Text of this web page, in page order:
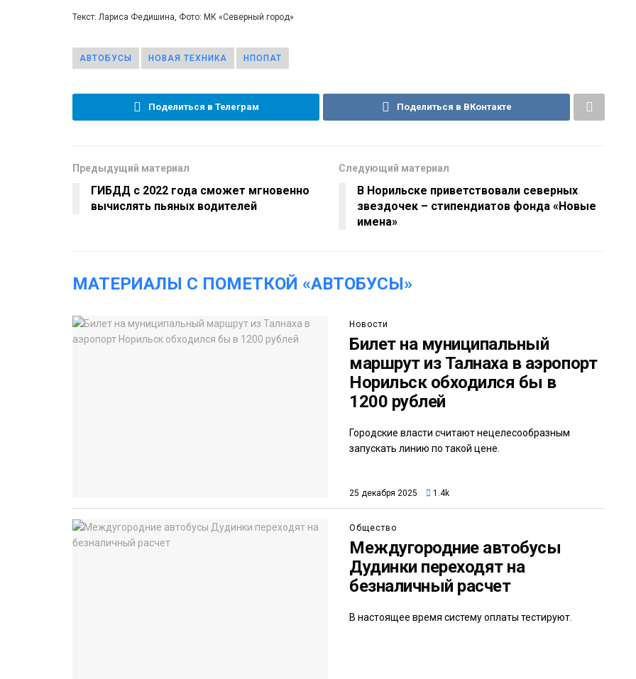
Текст: Лариса Федишина, Фото: МК «Северный город»
АВТОБУСЫ НОВАЯ ТЕХНИКА НПОПАТ
Поделиться в Телеграм Поделиться в ВКонтакте
Предыдущий материал
ГИБДД с 2022 года сможет мгновенно
вычислять пьяных водителей
Следующий материал
В Норильске приветствовали северных
звездочек – стипендиатов фонда «Новые
имена»
МАТЕРИАЛЫ С ПОМЕТКОЙ «АВТОБУСЫ»
Новости
Билет на муниципальный
маршрут из Талнаха в аэропорт
Норильск обходился бы в
1200 рублей
Городские власти считают нецелесообразным
запускать линию по такой цене.
25 декабря 2025 1.4k
Общество
Междугородние автобусы
Дудинки переходят на
безналичный расчет
В настоящее время систему оплаты тестируют.